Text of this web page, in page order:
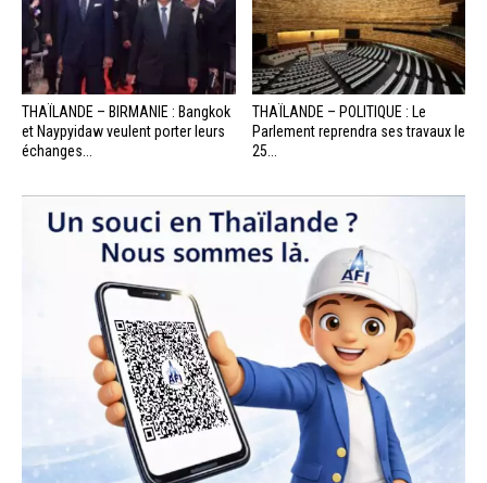
THAÏLANDE – BIRMANIE : Bangkok
et Naypyidaw veulent porter leurs
échanges...
THAÏLANDE – POLITIQUE : Le
Parlement reprendra ses travaux le
25...